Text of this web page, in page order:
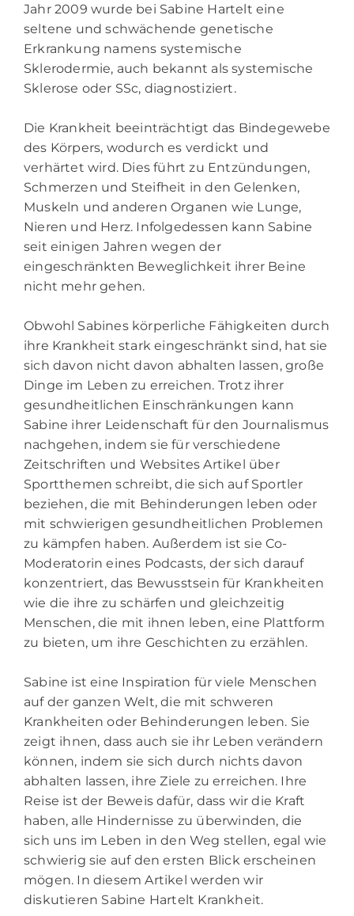
Jahr 2009 wurde bei Sabine Hartelt eine
seltene und schwächende genetische
Erkrankung namens systemische
Sklerodermie, auch bekannt als systemische
Sklerose oder SSc, diagnostiziert.
Die Krankheit beeinträchtigt das Bindegewebe
des Körpers, wodurch es verdickt und
verhärtet wird. Dies führt zu Entzündungen,
Schmerzen und Steifheit in den Gelenken,
Muskeln und anderen Organen wie Lunge,
Nieren und Herz. Infolgedessen kann Sabine
seit einigen Jahren wegen der
eingeschränkten Beweglichkeit ihrer Beine
nicht mehr gehen.
Obwohl Sabines körperliche Fähigkeiten durch
ihre Krankheit stark eingeschränkt sind, hat sie
sich davon nicht davon abhalten lassen, große
Dinge im Leben zu erreichen. Trotz ihrer
gesundheitlichen Einschränkungen kann
Sabine ihrer Leidenschaft für den Journalismus
nachgehen, indem sie für verschiedene
Zeitschriften und Websites Artikel über
Sportthemen schreibt, die sich auf Sportler
beziehen, die mit Behinderungen leben oder
mit schwierigen gesundheitlichen Problemen
zu kämpfen haben. Außerdem ist sie Co-
Moderatorin eines Podcasts, der sich darauf
konzentriert, das Bewusstsein für Krankheiten
wie die ihre zu schärfen und gleichzeitig
Menschen, die mit ihnen leben, eine Plattform
zu bieten, um ihre Geschichten zu erzählen.
Sabine ist eine Inspiration für viele Menschen
auf der ganzen Welt, die mit schweren
Krankheiten oder Behinderungen leben. Sie
zeigt ihnen, dass auch sie ihr Leben verändern
können, indem sie sich durch nichts davon
abhalten lassen, ihre Ziele zu erreichen. Ihre
Reise ist der Beweis dafür, dass wir die Kraft
haben, alle Hindernisse zu überwinden, die
sich uns im Leben in den Weg stellen, egal wie
schwierig sie auf den ersten Blick erscheinen
mögen. In diesem Artikel werden wir
diskutieren Sabine Hartelt Krankheit.